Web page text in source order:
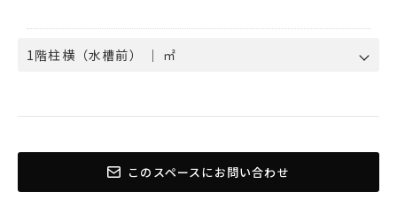
1階柱横（水槽前） ｜ ㎡
このスペースにお問い合わせ